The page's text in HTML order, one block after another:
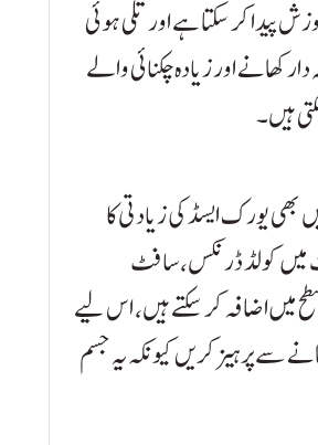
پیدا کر سکتا ہے اور تلی ہوئی
کھانے اور زیادہ چکنائی والے
ہیں۔
بھی یورک ایسڈ کی زیادتی کا
میں کولڈ ڈرنکس، سافٹ
میں اضافہ کر سکتے ہیں، اس لیے
سے پرہیز کریں کیونکہ یہ جسم